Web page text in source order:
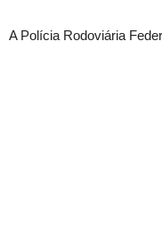
A Polícia Rodoviária